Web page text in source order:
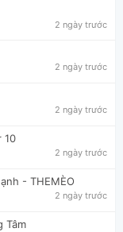
2 ngày trước
2 ngày trước
2 ngày trước
10
2 ngày trước
- THEMÈO
2 ngày trước
Tâm